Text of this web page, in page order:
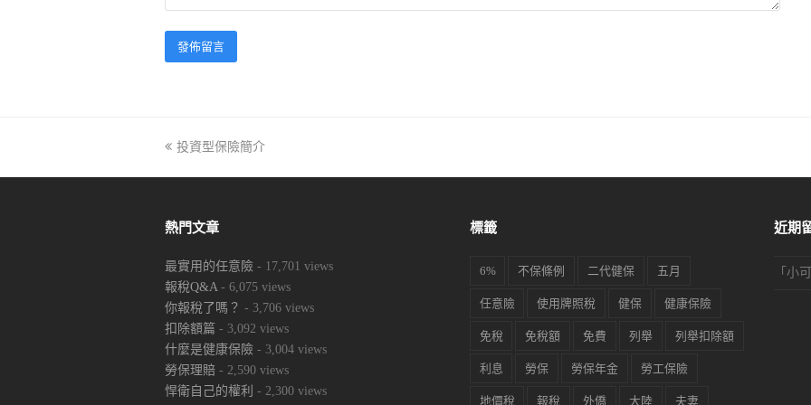
previous
投資型保險簡介
熱門文章
最實用的任意險 - 17,701 views
報稅Q&A - 6,075 views
你報稅了嗎？ - 3,706 views
扣除額篇 - 3,092 views
什麼是健康保險 - 3,004 views
勞保理賠 - 2,590 views
悍衛自己的權利 - 2,300 views
標籤
6% 不保條例 二代健保 五月
任意險 使用牌照稅 健保 健康保險
免稅 免稅額 免費 列舉 列舉扣除額
利息 勞保 勞保年金 勞工保險
地價稅 報稅 外僑 大陸 夫妻
近期
「 小可